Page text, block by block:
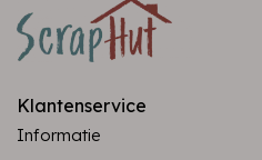
Klantenservice
Informatie